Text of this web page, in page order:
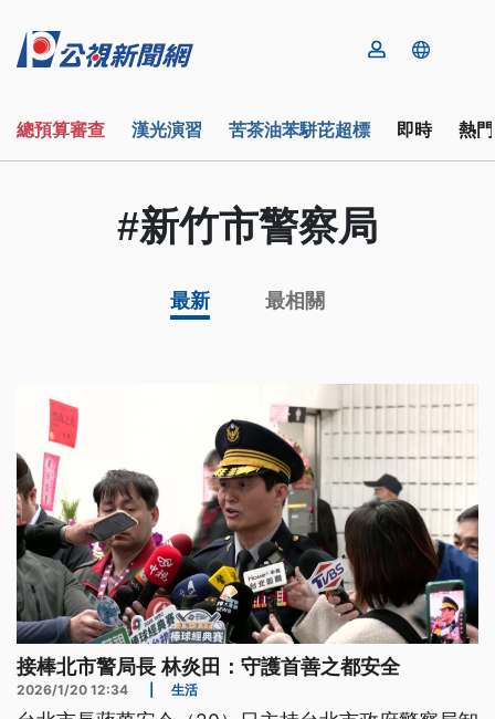
總預算審查 漢光演習 苦茶油苯駢芘超標 即時 熱
#新竹市警察局
最新 最相關
接棒北市警局長 林炎田：守護首善之都安全
2026/1/20 12:34 生活